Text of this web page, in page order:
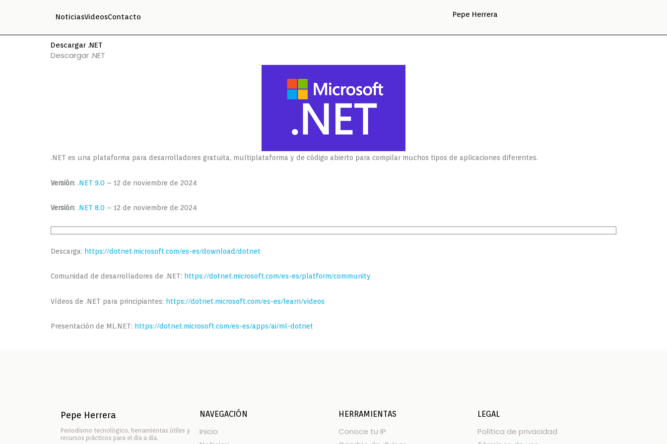
contenido
NoticiasVideosContacto Pepe Herrera
Descargar .NET
Descargar .NET
.NET es una plataforma para desarrolladores gratuita, multiplataforma y de código abierto para compilar muchos tipos de aplicaciones diferentes.
Versión: .NET 9.0 – 12 de noviembre de 2024
Versión: .NET 8.0 – 12 de noviembre de 2024
Descarga: https://dotnet.microsoft.com/es-es/download/dotnet
Comunidad de desarrolladores de .NET: https://dotnet.microsoft.com/es-es/platform/community
Vídeos de .NET para principiantes: https://dotnet.microsoft.com/es-es/learn/videos
Presentación de ML.NET: https://dotnet.microsoft.com/es-es/apps/ai/ml-dotnet
Pepe Herrera
Periodismo tecnológico, herramientas útiles y
recursos prácticos para el día a día.
NAVEGACIÓN
Inicio
HERRAMIENTAS
Conoce tu IP
LEGAL
Política de privacidad